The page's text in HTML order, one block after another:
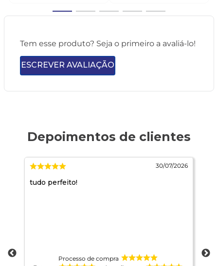
Tem esse produto? Seja o primeiro a avaliá-lo!
ESCREVER AVALIAÇÃO
30/07/2026
tudo perfeito!
Processo de compra